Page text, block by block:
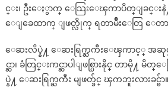
င္း၊ ဦးေႏွာက္ ေသြးေၾကာပိတ္ျခင္း
ေျခေထာက္ ျဖတ္လိုက္ ရတာမ်ိဳးေတြ ေတာင္
ေဆးလိပ္နဲ႔ ေဆးရြက္ႀကီးေၾကာင့္ အဆုတ္
င္ဆာ၊ ခံတြင္းကင္ဆာပါျဖစ္ပြားနိုင္ တာမို႔
ပ္နဲ႔ ေဆးရြက္ႀကီး မျဖတ္ခ်င္ ၾကဘူးလားခင္ဗ်ာ။